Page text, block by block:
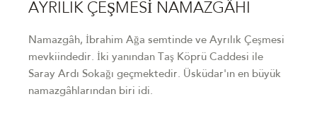
AYRILIK ÇEŞMESİ NAMAZGÂHI
Namazgâh, İbrahim Ağa semtinde ve Ayrılık Çeşmesi
mevkiindedir. İki yanından Taş Köprü Caddesi ile
Saray Ardı Sokağı geçmektedir. Üsküdar'ın en büyük
namazgâhlarından biri idi.